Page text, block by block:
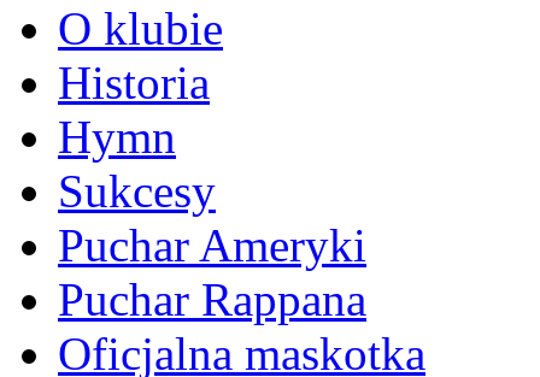
O klubie
Historia
Hymn
Sukcesy
Puchar Ameryki
Puchar Rappana
Oficjalna maskotka